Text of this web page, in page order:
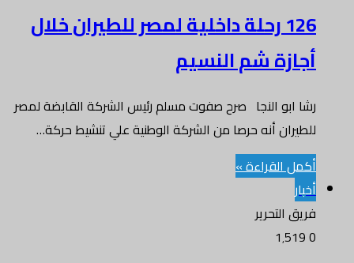
126 رحلة داخلية لمصر للطيران خلال
أجازة شم النسيم
رشا ابو النجا صرح صفوت مسلم رئيس الشركة القابضة لمصر
للطيران أنه حرصا من الشركة الوطنية علي تنشيط حركة…
أكمل القراءة »
أخبار
فريق التحرير
0